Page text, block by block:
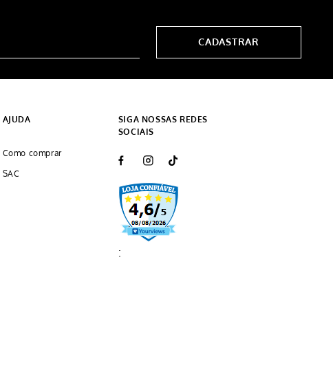
CADASTRAR
AJUDA
Como comprar
SAC
SIGA NOSSAS REDES
SOCIAIS
: